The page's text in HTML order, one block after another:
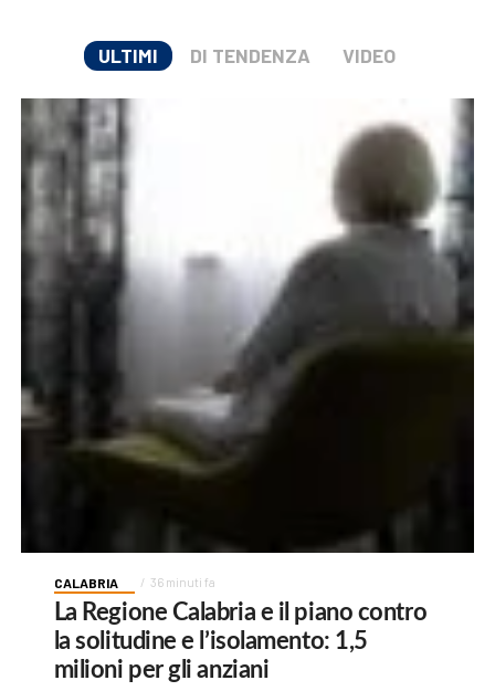
ULTIMI DI TENDENZA VIDEO
CALABRIA 36 minuti fa
La Regione Calabria e il piano contro
la solitudine e l’isolamento: 1,5
milioni per gli anziani